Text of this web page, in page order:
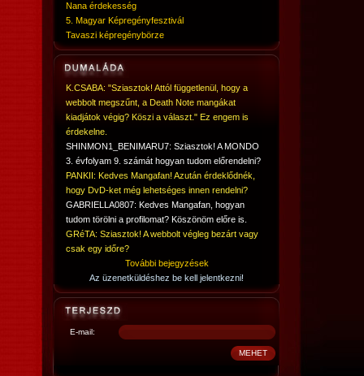
Nana érdekesség
5. Magyar Képregényfesztivál
Tavaszi képregénybörze
K.CSABA: "Sziasztok! Attól függetlenül, hogy a
webbolt megszűnt, a Death Note mangákat
kiadjátok végig? Köszi a választ." Ez engem is
érdekelne.
SHINMON1_BENIMARU7: Sziasztok! A MONDO
3. évfolyam 9. számát hogyan tudom előrendelni?
PANKII: Kedves Mangafan! Azután érdeklődnék,
hogy DvD-ket még lehetséges innen rendelni?
GABRIELLA0807: Kedves Mangafan, hogyan
tudom törölni a profilomat? Köszönöm előre is.
GRéTA: Sziasztok! A webbolt végleg bezárt vagy
csak egy időre?
További bejegyzések
Az üzenetküldéshez be kell jelentkezni!
E-mail: